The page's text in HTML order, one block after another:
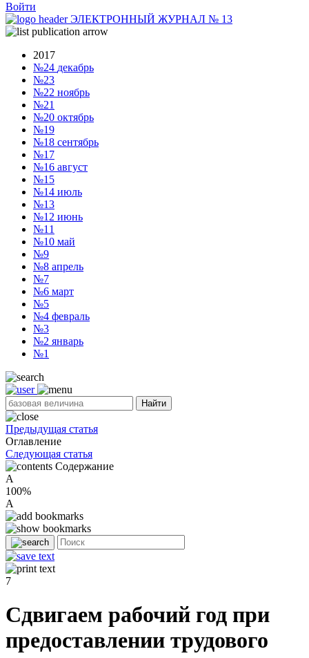
Войти
ЭЛЕКТРОННЫЙ ЖУРНАЛ № 13
2017
№24 декабрь
№23
№22 ноябрь
№21
№20 октябрь
№19
№18 сентябрь
№17
№16 август
№15
№14 июль
№13
№12 июнь
№11
№10 май
№9
№8 апрель
№7
№6 март
№5
№4 февраль
№3
№2 январь
№1
Найти
Предыдущая статья
Оглавление
Следующая статья
Содержание
A
100%
A
7
Сдвигаем рабочий год при
предоставлении трудового